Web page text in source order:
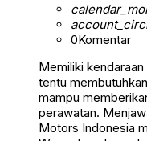
0Komentar
Memiliki
tentu
mampu
perawatan.
Motors Indonesia